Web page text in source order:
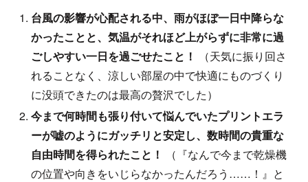
台風の影響が心配される中、雨がほぼ一日中降らな
かったことと、気温がそれほど上がらずに非常に過
ごしやすい一日を過ごせたこと！
（天気に振り回さ
れることなく、涼しい部屋の中で快適にものづくり
に没頭できたのは最高の贅沢でした）
今まで何時間も張り付いて悩んでいたプリントエラ
ーが嘘のようにガッチリと安定し、数時間の貴重な
自由時間を得られたこと！
（『なんで今まで乾燥機
の位置や向きをいじらなかったんだろう……！』と